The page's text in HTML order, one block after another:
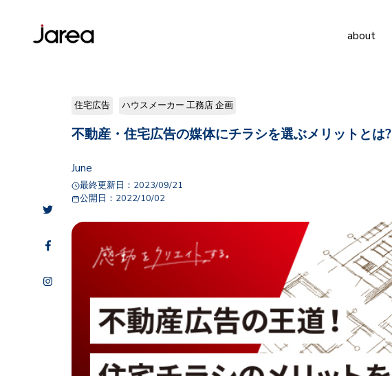
about
住宅広告 ハウスメーカー 工務店 企画
不動産・住宅広告の媒体にチラシを選ぶメリットとは?
June
最終更新日： 2023/09/21
公開日： 2022/10/02